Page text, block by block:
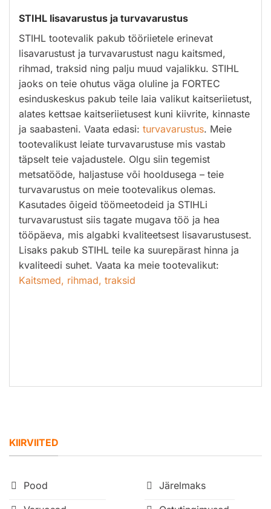
STIHL lisavarustus ja turvavarustus
STIHL tootevalik pakub tööriietele erinevat
lisavarustust ja turvavarustust nagu kaitsmed,
rihmad, traksid ning palju muud vajalikku. STIHL
jaoks on teie ohutus väga oluline ja FORTEC
esinduskeskus pakub teile laia valikut kaitseriietust,
alates kettsae kaitseriietusest kuni kiivrite, kinnaste
ja saabasteni. Vaata edasi: turvavarustus. Meie
tootevalikust leiate turvavarustuse mis vastab
täpselt teie vajadustele. Olgu siin tegemist
metsatööde, haljastuse või hooldusega – teie
turvavarustus on meie tootevalikus olemas.
Kasutades õigeid töömeetodeid ja STIHLi
turvavarustust siis tagate mugava töö ja hea
tööpäeva, mis algabki kvaliteetsest lisavarustusest.
Lisaks pakub STIHL teile ka suurepärast hinna ja
kvaliteedi suhet. Vaata ka meie tootevalikut:
Kaitsmed, rihmad, traksid
KIIRVIITED
Pood
Järelmaks